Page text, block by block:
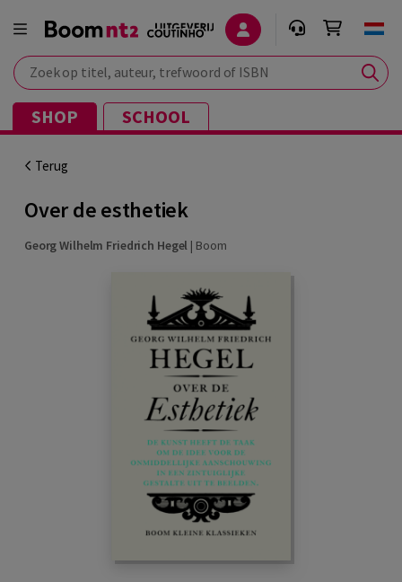
Zoek op titel, auteur, trefwoord of ISBN
SHOP SCHOOL
Terug
Over de esthetiek
Georg Wilhelm Friedrich Hegel | Boom